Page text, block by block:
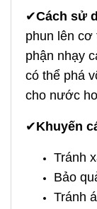
✔Cách sử
phun lên cơ
phận nhạy
có thể phá
cho nước
✔Khuyến
Tránh
Bảo
Tránh